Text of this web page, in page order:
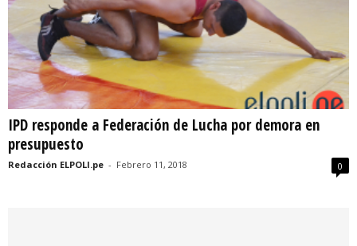
IPD responde a Federación de Lucha por demora en
presupuesto
Redacción ELPOLI.pe - Febrero 11, 2018 0